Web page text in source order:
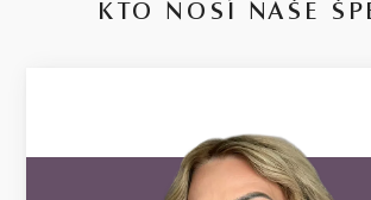
KTO NOSÍ NAŠE